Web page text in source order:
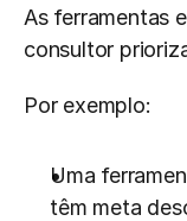
As ferramentas
consultor
Por exemplo:
Uma
têm meta